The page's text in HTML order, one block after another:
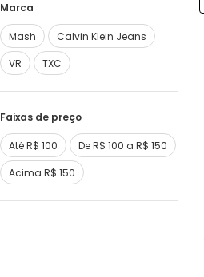
Marca
Mash
Calvin Klein Jeans
VR
TXC
Faixas de preço
Até R$ 100
De R$ 100 a R$ 150
Acima R$ 150